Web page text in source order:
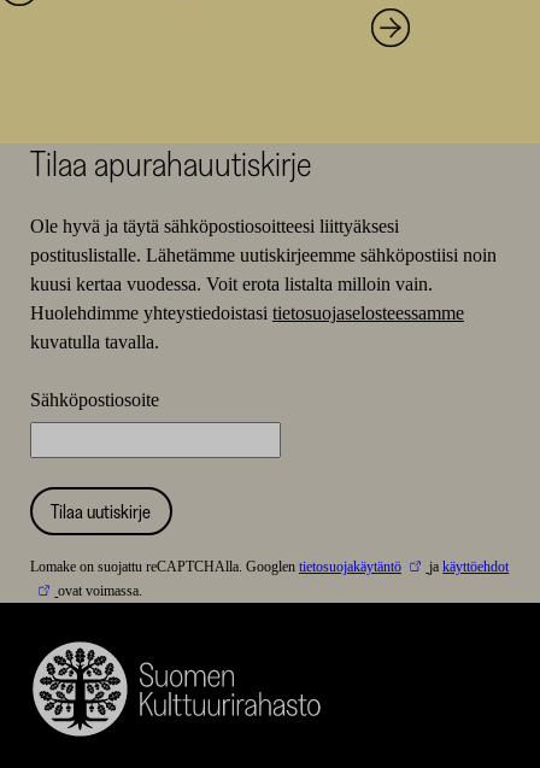
Tilaa apurahauutiskirje
Ole hyvä ja täytä sähköpostiosoitteesi liittyäksesi
postituslistalle. Lähetämme uutiskirjeemme sähköpostiisi noin
kuusi kertaa vuodessa. Voit erota listalta milloin vain.
Huolehdimme yhteystiedoistasi tietosuojaselosteessamme
kuvatulla tavalla.
Sähköpostiosoite
Tilaa uutiskirje
Lomake on suojattu reCAPTCHAlla. Googlen tietosuojakäytäntö jakäyttöehdot
ovat voimassa.
Suomen
Kulttuurirahasto